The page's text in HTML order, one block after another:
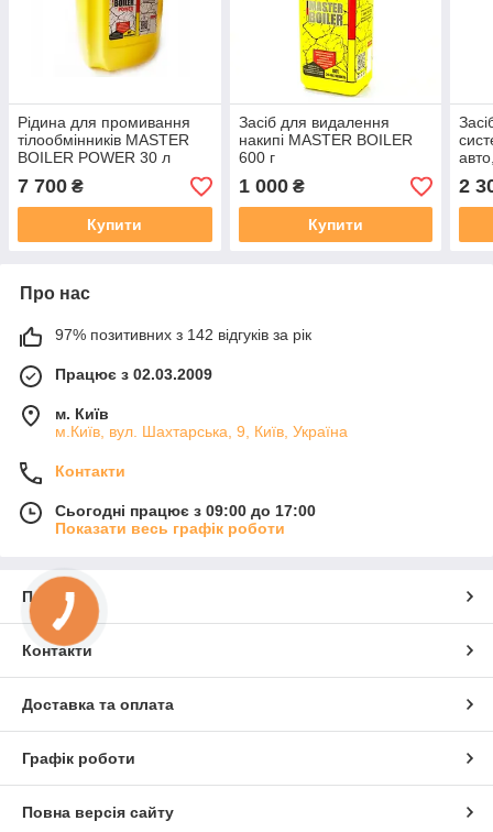
Рідина для промивання
тілообмінників MASTER
BOILER POWER 30 л
7 700 ₴
Купити
Засіб для видалення
накипі MASTER BOILER
600 г
1 000₴
Купити
2
Про нас
97% позитивних з 142 відгуків за рік
Працює з 02.03.2009
м. Київ
м.Київ, вул. Шахтарська, 9, Київ, Україна
Контакти
Сьогодні працює з 09:00 до 17:00
Показати весь графік роботи
Про нас
Контакти
Доставка та оплата
Графік роботи
Повна версія сайту